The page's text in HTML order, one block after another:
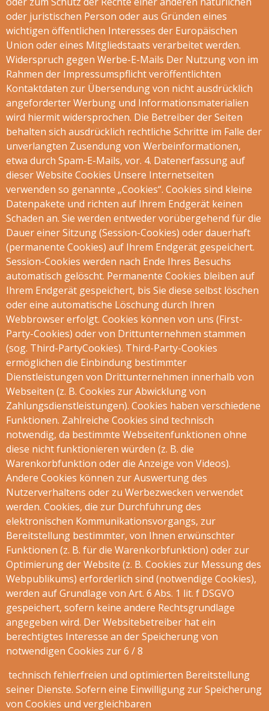
oder juristischen Person oder aus Gründen eines
wichtigen öffentlichen Interesses der Europäischen
Union oder eines Mitgliedstaats verarbeitet werden.
Widerspruch gegen Werbe-E-Mails Der Nutzung von im
Rahmen der Impressumspflicht veröffentlichten
Kontaktdaten zur Übersendung von nicht ausdrücklich
angeforderter Werbung und Informationsmaterialien
wird hiermit widersprochen. Die Betreiber der Seiten
behalten sich ausdrücklich rechtliche Schritte im Falle der
unverlangten Zusendung von Werbeinformationen,
etwa durch Spam-E-Mails, vor. 4. Datenerfassung auf
dieser Website Cookies Unsere Internetseiten
verwenden so genannte „Cookies“. Cookies sind kleine
Datenpakete und richten auf Ihrem Endgerät keinen
Schaden an. Sie werden entweder vorübergehend für die
Dauer einer Sitzung (Session-Cookies) oder dauerhaft
(permanente Cookies) auf Ihrem Endgerät gespeichert.
Session-Cookies werden nach Ende Ihres Besuchs
automatisch gelöscht. Permanente Cookies bleiben auf
Ihrem Endgerät gespeichert, bis Sie diese selbst löschen
oder eine automatische Löschung durch Ihren
Webbrowser erfolgt. Cookies können von uns (First-
Party-Cookies) oder von Drittunternehmen stammen
(sog. Third-PartyCookies). Third-Party-Cookies
ermöglichen die Einbindung bestimmter
Dienstleistungen von Drittunternehmen innerhalb von
Webseiten (z. B. Cookies zur Abwicklung von
Zahlungsdienstleistungen). Cookies haben verschiedene
Funktionen. Zahlreiche Cookies sind technisch
notwendig, da bestimmte Webseitenfunktionen ohne
diese nicht funktionieren würden (z. B. die
Warenkorbfunktion oder die Anzeige von Videos).
Andere Cookies können zur Auswertung des
Nutzerverhaltens oder zu Werbezwecken verwendet
werden. Cookies, die zur Durchführung des
elektronischen Kommunikationsvorgangs, zur
Bereitstellung bestimmter, von Ihnen erwünschter
Funktionen (z. B. für die Warenkorbfunktion) oder zur
Optimierung der Website (z. B. Cookies zur Messung des
Webpublikums) erforderlich sind (notwendige Cookies),
werden auf Grundlage von Art. 6 Abs. 1 lit. f DSGVO
gespeichert, sofern keine andere Rechtsgrundlage
angegeben wird. Der Websitebetreiber hat ein
berechtigtes Interesse an der Speicherung von
notwendigen Cookies zur 6 / 8
technisch fehlerfreien und optimierten Bereitstellung
seiner Dienste. Sofern eine Einwilligung zur Speicherung
von Cookies und vergleichbaren